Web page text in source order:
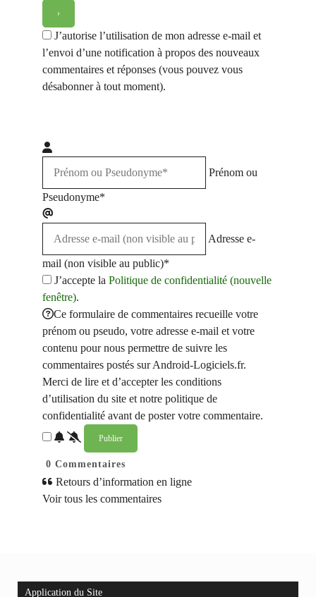
J’autorise l’utilisation de mon adresse e-mail et
l’envoi d’une notification à propos des nouveaux
commentaires et réponses (vous pouvez vous
désabonner à tout moment).
Prénom ou
Pseudonyme*
Adresse e-
mail (non visible au public)*
J’accepte la Politique de confidentialité (nouvelle
fenêtre).
Ce formulaire de commentaires recueille votre
prénom ou pseudo, votre adresse e-mail et votre
contenu pour nous permettre de suivre les
commentaires postés sur Android-Logiciels.fr.
Merci de lire et d’accepter les conditions
d’utilisation du site et notre politique de
confidentialité avant de poster votre commentaire.
0 Commentaires
Retours d’information en ligne
Voir tous les commentaires
Application du Site